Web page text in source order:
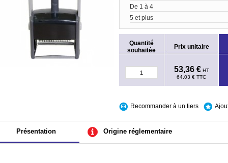
De 1 à 4
5 et plus
Quantité
souhaitée
Prix unitaire
53,36 € HT
64,03 € TTC
Recommander à un tiers
Présentation Origine réglementaire